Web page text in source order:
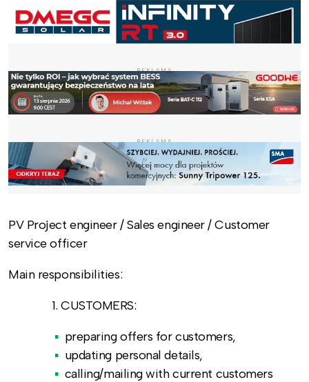
REKLAMA
REKLAMA
PV Project engineer / Sales engineer / Customer
service officer
Main responsibilities:
CUSTOMERS:
preparing offers for customers,
updating personal details,
calling/mailing with current customers